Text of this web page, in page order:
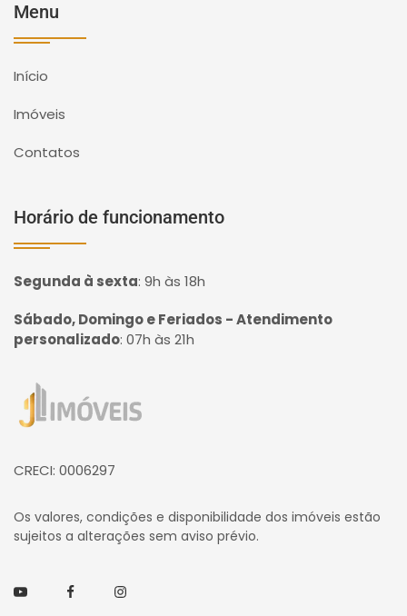
Menu
Início
Imóveis
Contatos
Horário de funcionamento
Segunda à sexta: 9h às 18h
Sábado, Domingo e Feriados - Atendimento
personalizado: 07h às 21h
Página inicial
CRECI: 0006297
Os valores, condições e disponibilidade dos imóveis estão
sujeitos a alterações sem aviso prévio.
YoutubeFacebookInstagram